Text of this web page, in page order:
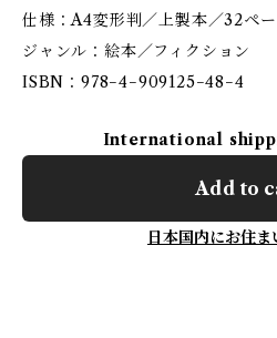
仕様：A4変形判／上製本／32ペ
ジャンル：絵本／フィクション
ISBN：978−4−909125−48−4
International
Add to
日本国内にお住ま